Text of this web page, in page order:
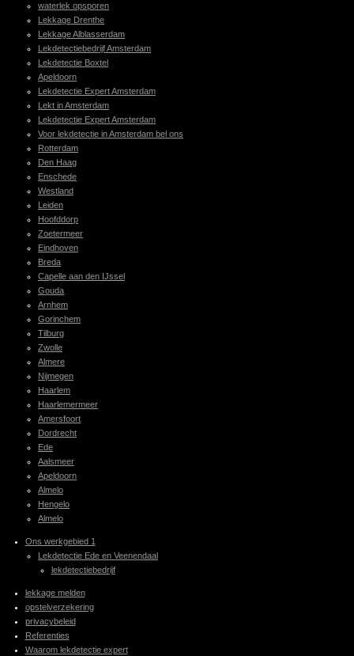
waterlek opsporen
Lekkage Drenthe
Lekkage Alblasserdam
Lekdetectiebedrijf Amsterdam
Lekdetectie Boxtel
Apeldoorn
Lekdetectie Expert Amsterdam
Lekt in Amsterdam
Lekdetectie Expert Amsterdam
Voor lekdetectie in Amsterdam bel ons
Rotterdam
Den Haag
Enschede
Westland
Leiden
Hoofddorp
Zoetermeer
Eindhoven
Breda
Capelle aan den IJssel
Gouda
Arnhem
Gorinchem
Tilburg
Zwolle
Almere
Nijmegen
Haarlem
Haarlemermeer
Amersfoort
Dordrecht
Ede
Aalsmeer
Apeldoorn
Almelo
Hengelo
Almelo
Ons werkgebied 1
Lekdetectie Ede en Veenendaal
lekdetectiebedrijf
lekkage melden
opstelverzekering
privacybeleid
Referenties
Waarom lekdetectie expert